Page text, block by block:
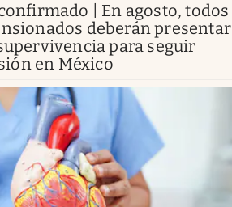
| En agosto, todos
deberán presentar
para seguir
en México